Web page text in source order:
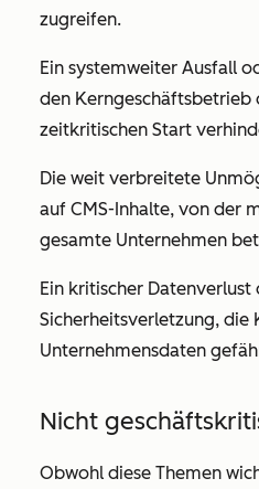
zugreifen.
Ein systemweiter Ausfall
den Kerngeschäftsbetrieb
zeitkritischen Start
Die weit verbreitete
auf CMS-Inhalte, von der
gesamte Unternehmen
Ein kritischer Datenverlust
Sicherheitsverletzung, die
Unternehmensdaten
Nicht
Obwohl diese Themen